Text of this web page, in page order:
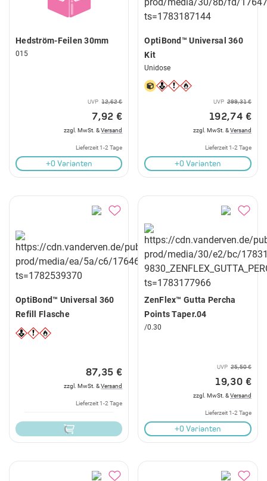
Hedström-Feilen 30mm
015
UVP 12,62 €
7,92 €
zzgl. MwSt. &Versand
Lieferzeit 1-2 Tage
+0 Varianten
OptiBond™ Universal 360
Kit
Unidose
UVP 299,31 €
192,74 €
zzgl. MwSt. &Versand
Lieferzeit 1-2 Tage
+0 Varianten
OptiBond™ Universal 360
Refill Flasche
87,35 €
zzgl. MwSt. &Versand
Lieferzeit 1-2 Tage
ZenFlex™ Gutta Percha
Points Taper.04
/0.30
UVP 25,50 €
19,30 €
zzgl. MwSt. &Versand
Lieferzeit 1-2 Tage
+0 Varianten